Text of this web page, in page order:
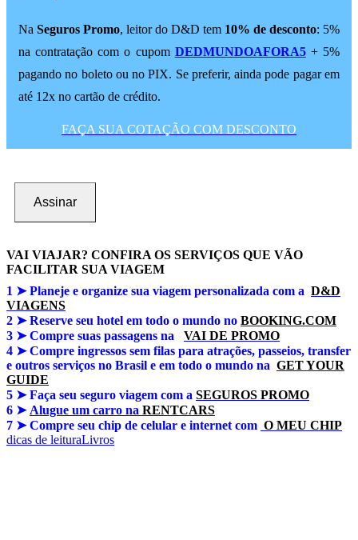
Na Seguros Promo, leitor do D&D tem 10% de desconto: 5%
na contratação com o cupom DEDMUNDOAFORA5+ 5%
pagando no boleto ou no PIX. Se preferir, ainda pode pagar em
até 12x no cartão de crédito.
FAÇA SUA COTAÇÃO COM DESCONTO
Assinar
VAI VIAJAR? CONFIRA OS SERVIÇOS QUE VÃO
FACILITAR SUA VIAGEM
1 ➤Planeje e organize sua viagem personalizada com a D&D
VIAGENS
2 ➤ Reserve seu hotel em todo o mundo no BOOKING.COM
3 ➤Compre suas passagens na
VAI DE PROMO
4 ➤Compre ingressos sem filas para atrações, passeios, transfer
e outros serviços no Brasil e em todo o mundo na GET YOUR
GUIDE
5 ➤Faça seu seguro viagem com a SEGUROS PROMO
6 ➤ Alugue um carro na RENTCARS
7 ➤Compre seu chip de celular e internet com O MEU CHIP
dicas de leituraLivros